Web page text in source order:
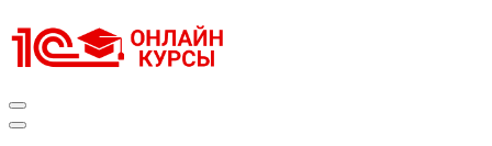
к
содержимому